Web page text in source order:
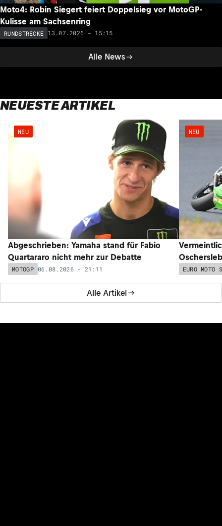
Alle News
Moto4: Robin Siegert feiert Doppelsieg vor MotoGP-
Kulisse am Sachsenring
RUNDSTRECKE 13.07.2026 - 15:15
NEUESTE ARTIKEL
Alle Artikel
NEU
Abgeschrieben: Yamaha stand für Fabio
Quartararo nicht mehr zur Debatte
MOTOGP 06.08.2026 - 21:11
NEU
EURO MOTO